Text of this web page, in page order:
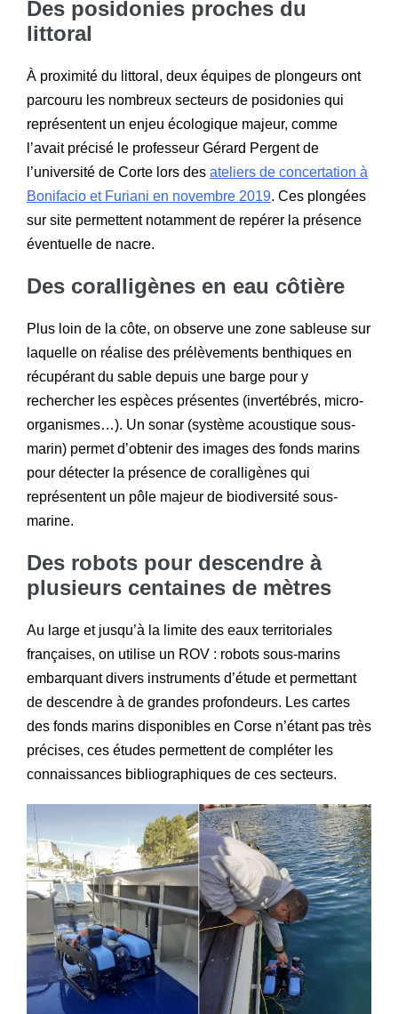
Des posidonies proches du
littoral
À proximité du littoral, deux équipes de plongeurs ont
parcouru les nombreux secteurs de posidonies qui
représentent un enjeu écologique majeur, comme
l’avait précisé le professeur Gérard Pergent de
l’université de Corte lors des ateliers de concertation à
Bonifacio et Furiani en novembre 2019. Ces plongées
sur site permettent notamment de repérer la présence
éventuelle de nacre.
Des coralligènes en eau côtière
Plus loin de la côte, on observe une zone sableuse sur
laquelle on réalise des prélèvements benthiques en
récupérant du sable depuis une barge pour y
rechercher les espèces présentes (invertébrés, micro-
organismes…). Un sonar (système acoustique sous-
marin) permet d’obtenir des images des fonds marins
pour détecter la présence de coralligènes qui
représentent un pôle majeur de biodiversité sous-
marine.
Des robots pour descendre à
plusieurs centaines de mètres
Au large et jusqu’à la limite des eaux territoriales
françaises, on utilise un ROV : robots sous-marins
embarquant divers instruments d’étude et permettant
de descendre à de grandes profondeurs. Les cartes
des fonds marins disponibles en Corse n’étant pas très
précises, ces études permettent de compléter les
connaissances bibliographiques de ces secteurs.